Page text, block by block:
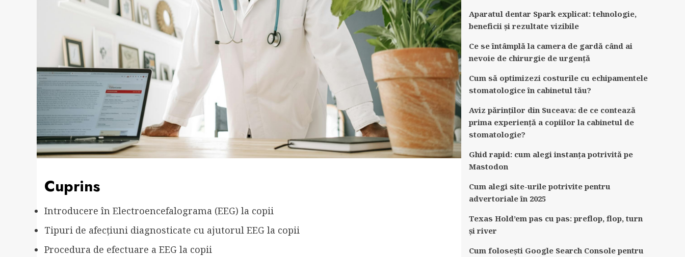
Cuprins
Introducere în Electroencefalograma (EEG) la copii
Tipuri de afecțiuni diagnosticate cu ajutorul EEG la copii
Procedura de efectuare a EEG la copii
Aparatul dentar Spark explicat: tehnologie,
beneficii și rezultate vizibile
Ce se întâmplă la camera de gardă când ai
nevoie de chirurgie de urgență
Cum să optimizezi costurile cu echipamentele
stomatologice în cabinetul tău?
Aviz părinților din Suceava: de ce contează
prima experiență a copiilor la cabinetul de
stomatologie?
Ghid rapid: cum alegi instanța potrivită pe
Mastodon
Cum alegi site-urile potrivite pentru
advertoriale în 2025
Texas Hold’em pas cu pas: preflop, flop, turn
și river
Cum folosești Google Search Console pentru